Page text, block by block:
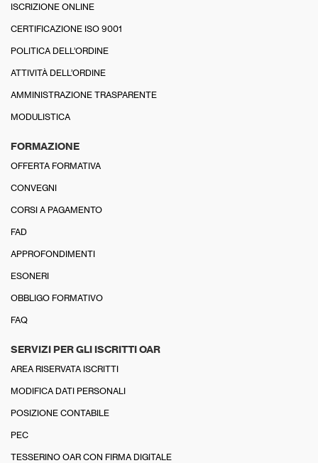
ISCRIZIONE ONLINE
CERTIFICAZIONE ISO 9001
POLITICA DELL’ORDINE
ATTIVITÀ DELL’ORDINE
AMMINISTRAZIONE TRASPARENTE
MODULISTICA
FORMAZIONE
OFFERTA FORMATIVA
CONVEGNI
CORSI A PAGAMENTO
FAD
APPROFONDIMENTI
ESONERI
OBBLIGO FORMATIVO
FAQ
SERVIZI PER GLI ISCRITTI OAR
AREA RISERVATA ISCRITTI
MODIFICA DATI PERSONALI
POSIZIONE CONTABILE
PEC
TESSERINO OAR CON FIRMA DIGITALE